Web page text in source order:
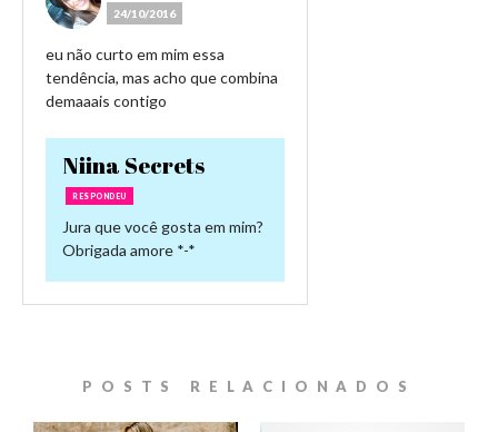
24/10/2016
eu não curto em mim essa
tendência, mas acho que combina
demaaais contigo
Niina Secrets
RESPONDEU
Jura que você gosta em mim?
Obrigada amore *-*
POSTS RELACIONADOS